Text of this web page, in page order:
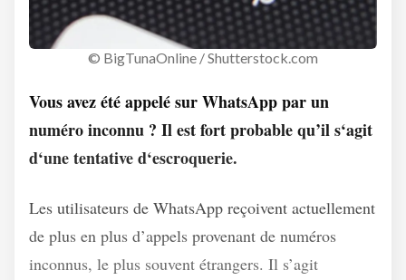
© BigTunaOnline / Shutterstock.com
Vous avez été appelé sur WhatsApp par un
numéro inconnu ? Il est fort probable qu’il s‘agit
d‘une tentative d‘escroquerie.
Les utilisateurs de WhatsApp reçoivent actuellement
de plus en plus d’appels provenant de numéros
inconnus, le plus souvent étrangers. Il s’agit